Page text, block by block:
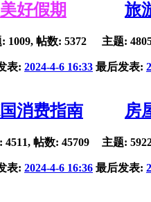
美好假期
1009, 帖数: 5372
表: 2024-4-6 16:33
旅
主题:
最后发表:
消费指南
4511, 帖数: 45709
表: 2024-4-6 16:36
房
主题:
最后发表: